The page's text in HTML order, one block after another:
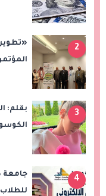
2
3
بقلم:
4
جامعة
للطلاب